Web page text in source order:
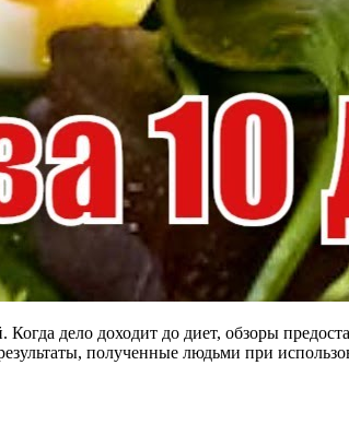
дело доходит до диет, обзоры
полученные людьми при